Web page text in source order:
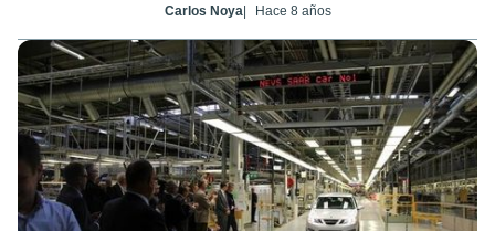
Carlos Noya Hace 8 años